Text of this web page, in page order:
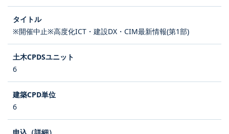
※開催中止※高度化ICT・建設DX・CIM最新情報(第1部)
6
6